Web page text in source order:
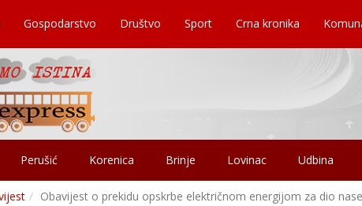
Gospodarstvo Društvo Sport Crna kronika
Perušić Korenica Brinje Lovinac Udbina
Obavijest o prekidu opskrbe električnom energijom za dio